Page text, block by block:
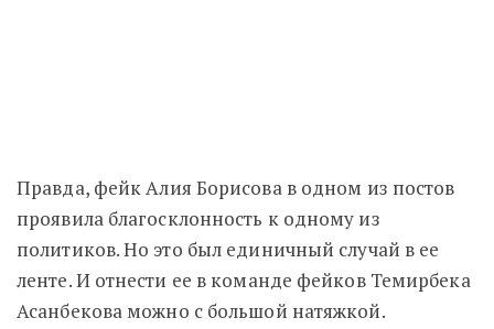
Правда, фейк Алия Борисова в одном из постов
проявила благосклонность к одному из
политиков. Но это был единичный случай в ее
ленте. И отнести ее в команде фейков Темирбека
Асанбекова можно с большой натяжкой.